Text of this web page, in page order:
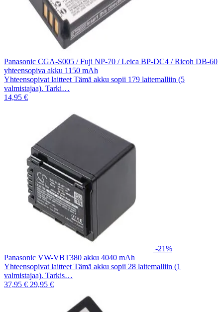
Panasonic CGA-S005 / Fuji NP-70 / Leica BP-DC4 / Ricoh DB-60
yhteensopiva akku 1150 mAh
Yhteensopivat laitteet Tämä akku sopii 179 laitemalliin (5
valmistajaa). Tarki…
14,95 €
-21%
Panasonic VW-VBT380 akku 4040 mAh
Yhteensopivat laitteet Tämä akku sopii 28 laitemalliin (1
valmistajaa). Tarkis…
37,95 € 29,95 €